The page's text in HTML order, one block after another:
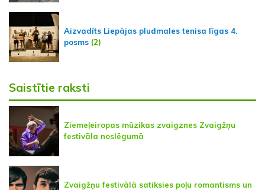
Aizvadīts Liepājas pludmales tenisa līgas 4.
posms (2)
Saistītie raksti
Ziemeļeiropas mūzikas zvaigznes Zvaigžņu
festivāla noslēgumā
Zvaigžņu festivālā satiksies poļu romantisms un